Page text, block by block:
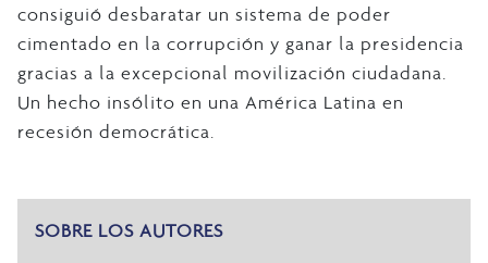
consiguió desbaratar un sistema de poder
cimentado en la corrupción y ganar la presidencia
gracias a la excepcional movilización ciudadana.
Un hecho insólito en una América Latina en
recesión democrática.
SOBRE LOS AUTORES